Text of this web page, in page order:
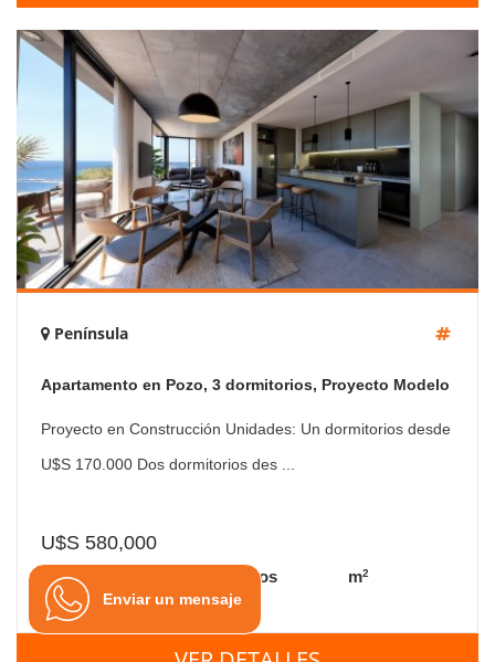
Península
Apartamento en Pozo, 3 dormitorios, Proyecto Modelo
Proyecto en Construcción Unidades: Un dormitorios desde
U$S 170.000 Dos dormitorios des ...
U$S 580,000
3 Dorms. 3 Baños m2
Enviar un mensaje